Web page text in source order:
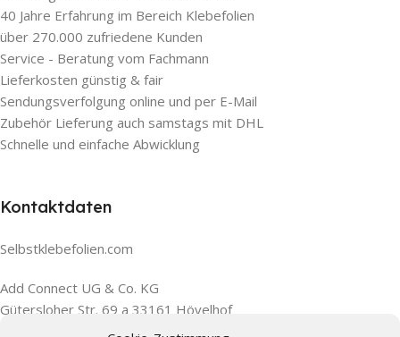
40 Jahre Erfahrung im Bereich Klebefolien
über 270.000 zufriedene Kunden
Service - Beratung vom Fachmann
Lieferkosten günstig & fair
Sendungsverfolgung online und per E-Mail
Zubehör Lieferung auch samstags mit DHL
Schnelle und einfache Abwicklung
Kontaktdaten
Selbstklebefolien.com
Add Connect UG & Co. KG
Gütersloher Str. 69 a 33161 Hövelhof